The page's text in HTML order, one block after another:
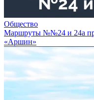
Общество
Маршруты №№24 и 24а
«Аршин»